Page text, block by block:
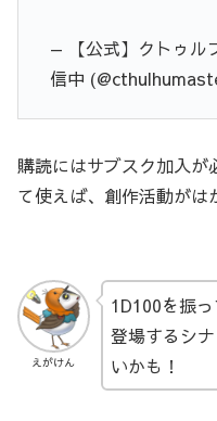
— 【公式】クトゥル
信中
購読にはサブスク加入が
て使えば、創作活動がは
えがけん
1D100を振
登場するシ
いかも！